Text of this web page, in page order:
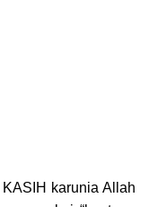
karunia Allah